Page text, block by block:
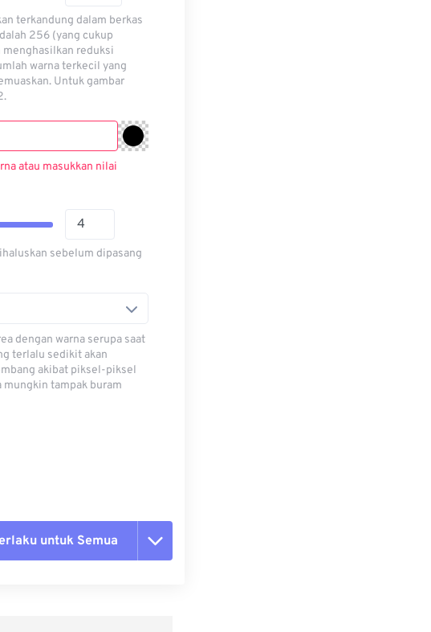
terkandung dalam berkas
256 (yang cukup
menghasilkan reduksi
warna terkecil yang
Untuk gambar
atau masukkan nilai
sebelum dipasang
dengan warna serupa saat
terlalu sedikit akan
akibat piksel-piksel
mungkin tampak buram
untuk Semua